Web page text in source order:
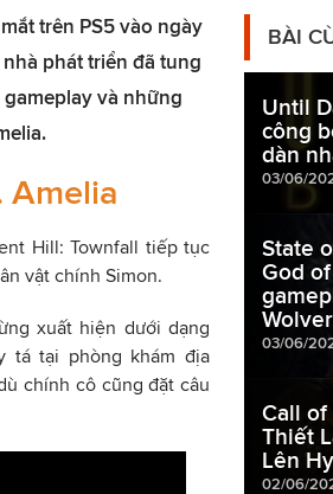
trên PS5 vào ngày
phát triển đã tung
và những
Amelia
Hill: Townfall tiếp tục
vật chính Simon.
xuất hiện dưới dạng
tá tại phòng khám địa
chính cô cũng đặt câu
BÀI
Until
công
dàn
03/06/
State
God
03/06/
Call of
Thiết
Lên
02/06/